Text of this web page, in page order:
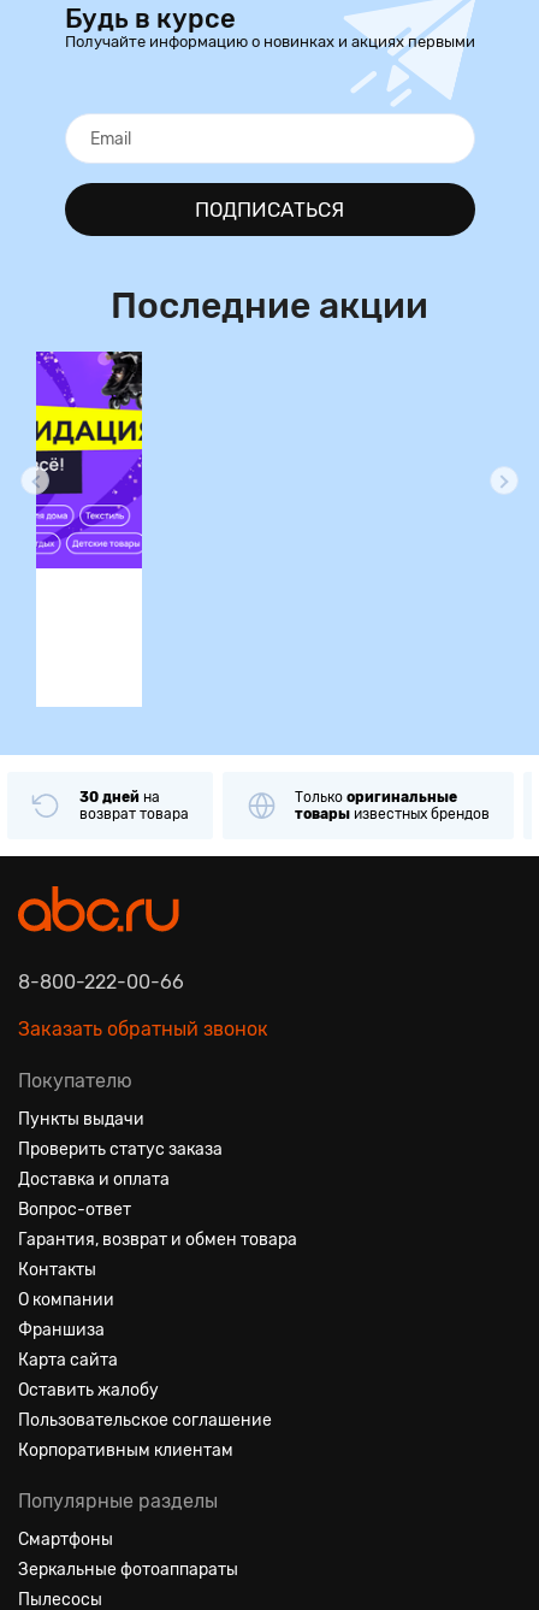
Будь в курсе
Получайте информацию о новинках и акциях первыми
ПОДПИСАТЬСЯ
Последние акции
30 дней на
возврат товара
Только оригинальные
товары известных брендов
8-800-222-00-66
Заказать обратный звонок
Покупателю
Пункты выдачи
Проверить статус заказа
Доставка и оплата
Вопрос-ответ
Гарантия, возврат и обмен товара
Контакты
О компании
Франшиза
Карта сайта
Оставить жалобу
Пользовательское соглашение
Корпоративным клиентам
Популярные разделы
Смартфоны
Зеркальные фотоаппараты
Пылесосы